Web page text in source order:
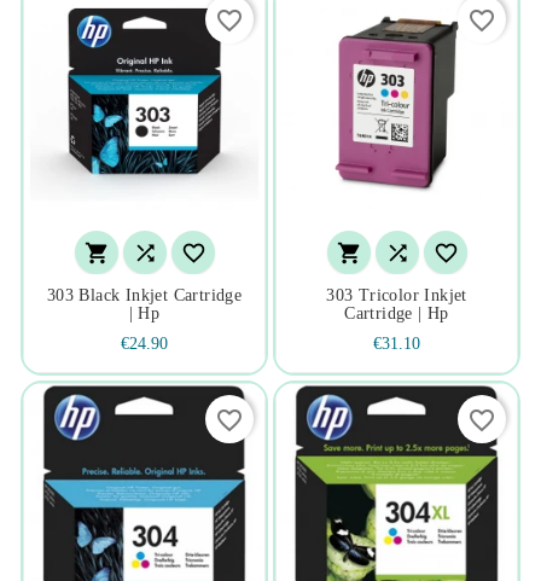
  
303 Black Inkjet Cartridge
| Hp
€24.90
favorite_border
  
303 Tricolor Inkjet
Cartridge | Hp
€31.10
favorite_border
favorite_border favorite_border